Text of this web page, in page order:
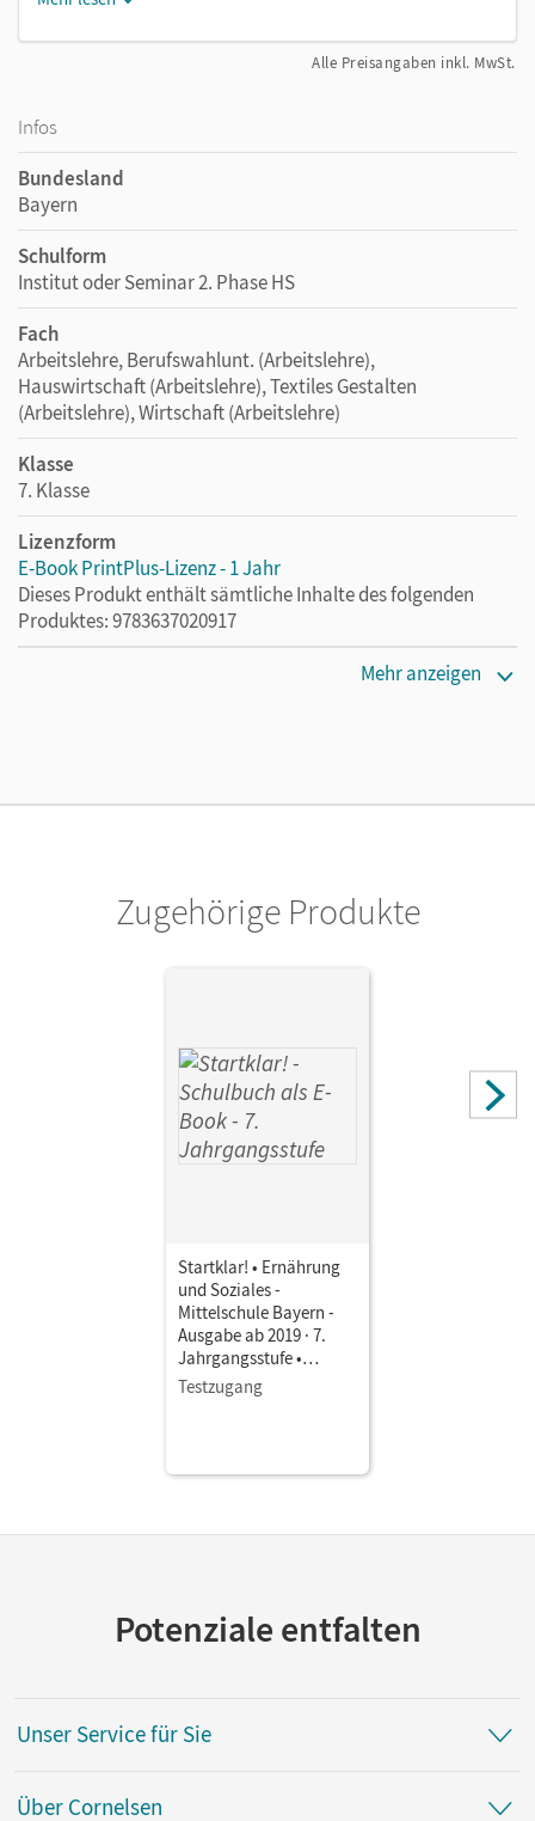
Alle Preisangaben inkl. MwSt.
Infos
Bundesland
Bayern
Schulform
Institut oder Seminar 2. Phase HS
Fach
Arbeitslehre, Berufswahlunt. (Arbeitslehre),
Hauswirtschaft (Arbeitslehre), Textiles Gestalten
(Arbeitslehre), Wirtschaft (Arbeitslehre)
Klasse
7. Klasse
Lizenzform
E-Book PrintPlus-Lizenz - 1 Jahr
Dieses Produkt enthält sämtliche Inhalte des folgenden
Produktes: 9783637020917
ein Jahr lang ergänzend zum Print-Titel nutzen möchten.
Cornelsen Verlag
Mehr anzeigen
Zugehörige Produkte
Startklar! • Ernährung
und Soziales -
Mittelschule Bayern -
Ausgabe ab 2019 · 7.
Jahrgangsstufe •
Schulbuch als E-Book
Testzugang
Potenziale entfalten
Unser Service für Sie
Über Cornelsen